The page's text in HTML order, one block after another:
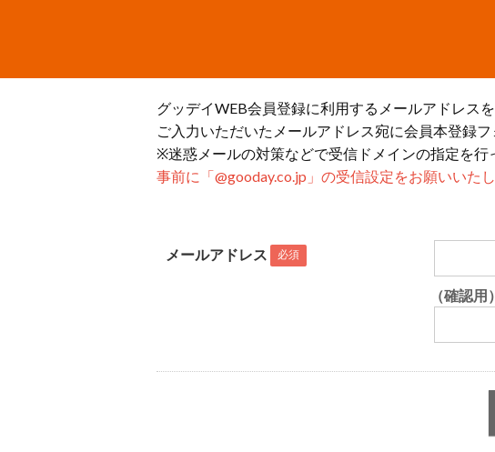
グッデイWEB会員登録に利用するメールアドレスを
ご入力いただいたメールアドレス宛に会員本登録フ
※迷惑メールの対策などで受信ドメインの指定を行
事前に「@gooday.co.jp」の受信設定をお願いいたし
メールアドレス 必須
（確認用）